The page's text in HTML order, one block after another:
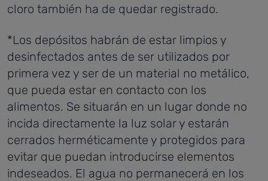
cloro también ha de quedar registrado.
*Los depósitos habrán de estar limpios y
desinfectados antes de ser utilizados por
primera vez y ser de un material no metálico,
que pueda estar en contacto con los
alimentos. Se situarán en un lugar donde no
incida directamente la luz solar y estarán
cerrados herméticamente y protegidos para
evitar que puedan introducirse elementos
indeseados. El agua no permanecerá en los